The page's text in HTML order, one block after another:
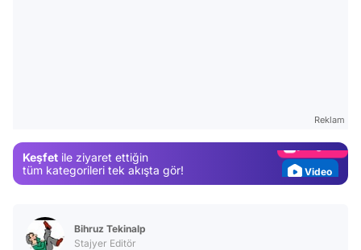
Reklam
Keşfet ile ziyaret ettiğin
tüm kategorileri tek akışta gör!
Video
Bihruz Tekinalp
Stajyer Editör